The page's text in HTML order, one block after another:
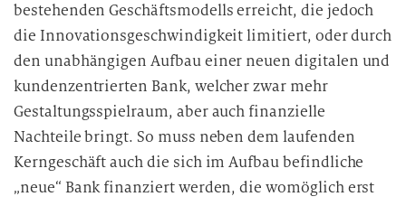
bestehenden Geschäftsmodells erreicht, die jedoch
die Innovationsgeschwindigkeit limitiert, oder durch
den unabhängigen Aufbau einer neuen digitalen und
kundenzentrierten Bank, welcher zwar mehr
Gestaltungsspielraum, aber auch finanzielle
Nachteile bringt. So muss neben dem laufenden
Kerngeschäft auch die sich im Aufbau befindliche
„neue“ Bank finanziert werden, die womöglich erst